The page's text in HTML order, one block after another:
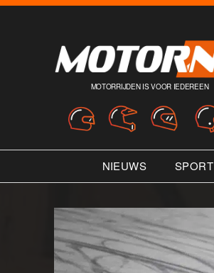
MOTORRIJDEN IS VOOR IEDEREEN
NIEUWS SPORT